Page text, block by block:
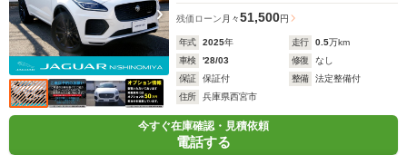
残価ローン 月々51,500円
年式 2025年 走行 0.5万km
車検
'28/03 修復
なし
保証
保証付 整備
法定整備付
住所
兵庫県西宮市
今すぐ在庫確認・見積依頼
電話する